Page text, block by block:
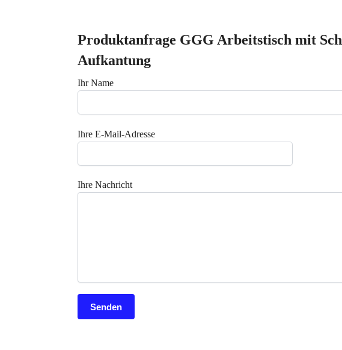
Produktanfrage GGG Arbeitstisch mit
Aufkantung
Ihr Name
Ihre E-Mail-Adresse
Ihre Nachricht